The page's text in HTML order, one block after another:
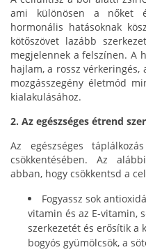
ami különösen a nőket
hormonális hatásoknak
kötőszövet lazább
megjelennek a felszínen. A
hajlam, a rossz vérkeringés,
mozgásszegény életmód
kialakulásához.
2. Az egészséges étrend
Az egészséges
csökkentésében. Az
abban, hogy csökkentsd a
Fogyassz sok
vitamin és az E-vitamin,
szerkezetét és erősítik a
bogyós gyümölcsök, a